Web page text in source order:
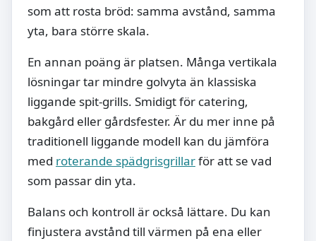
som att rosta bröd: samma avstånd, samma
yta, bara större skala.
En annan poäng är platsen. Många vertikala
lösningar tar mindre golvyta än klassiska
liggande spit-grills. Smidigt för catering,
bakgård eller gårdsfester. Är du mer inne på
traditionell liggande modell kan du jämföra
med roterande spädgrisgrillarför att se vad
som passar din yta.
Balans och kontroll är också lättare. Du kan
finjustera avstånd till värmen på ena eller